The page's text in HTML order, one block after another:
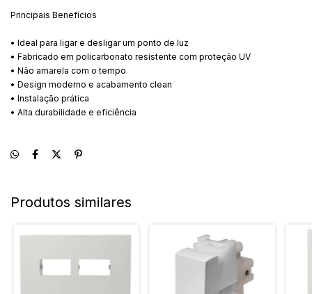
Principais Benefícios
• Ideal para ligar e desligar um ponto de luz
• Fabricado em policarbonato resistente com proteção UV
• Não amarela com o tempo
• Design moderno e acabamento clean
• Instalação prática
• Alta durabilidade e eficiência
Produtos similares